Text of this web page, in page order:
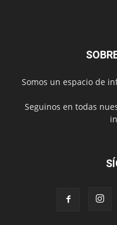
Somos un espacio de
Seguinos en todas